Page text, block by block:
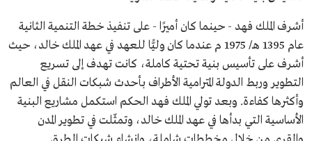
أشرف الملك فهد - حينما كان أميرًا - على تنفيذ خطة التنمية الثانية
عام 1395 هـ/ 1975 م عندما كان وليًّا للعهد في عهد الملك خالد، حيث
أشرف على تأسيس بنية تحتية كاملة، كانت تهدف إلى تسريع
التطوير وربط الدولة المترامية الأطراف بأحدث شبكات النقل في العالم
وأكثرها كفاءة. وبعد تولي الملك فهد الحكم استكمل مشاريع البنية
الأساسية التي بدأها في عهد الملك خالد، وتمثّلت في تطوير المدن